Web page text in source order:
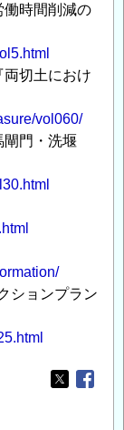
時間削減の
切土におけ
vol060/
門・洗堰
ションプラン
Opens in